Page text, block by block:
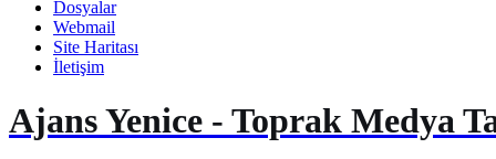
Dosyalar
Webmail
Site Haritası
İletişim
Ajans Yenice - Toprak Medya